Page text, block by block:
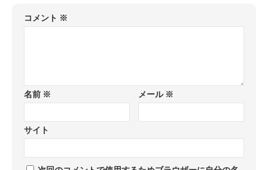
コメント ※
名前 ※ メール ※
サイト